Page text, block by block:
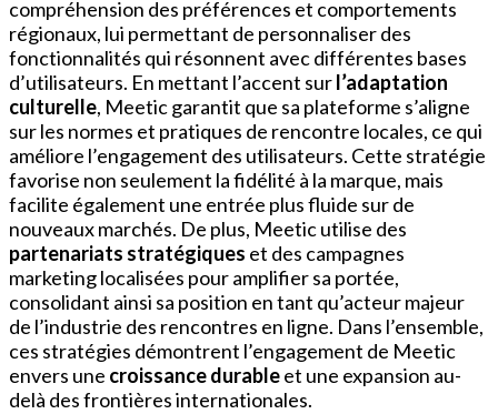
compréhension des préférences et comportements
régionaux, lui permettant de personnaliser des
fonctionnalités qui résonnent avec différentes bases
d’utilisateurs. En mettant l’accent surl’adaptation
culturelle, Meetic garantit que sa plateforme s’aligne
sur les normes et pratiques de rencontre locales, ce qui
améliore l’engagement des utilisateurs. Cette stratégie
favorise non seulement la fidélité à la marque, mais
facilite également une entrée plus fluide sur de
nouveaux marchés. De plus, Meetic utilise des
partenariats stratégiques et des campagnes
marketing localisées pour amplifier sa portée,
consolidant ainsi sa position en tant qu’acteur majeur
de l’industrie des rencontres en ligne. Dans l’ensemble,
ces stratégies démontrent l’engagement de Meetic
envers une croissance durableet une expansion au-
delà des frontières internationales.